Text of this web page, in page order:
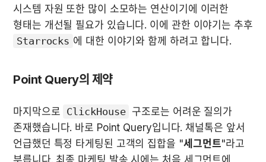
시스템 자원 또한 많이 소모하는 연산이기에 이러한
Starrocks 에 대한 이야기와 함께 하려고 합니다.
Point Query의 제약
마지막으로 ClickHouse 구조로는 어려운 질의가
존재했습니다. 바로 Point Query입니다. 채널톡은 앞서
언급했던 특정 타게팅된 고객의 집합을 "세그먼트"라고